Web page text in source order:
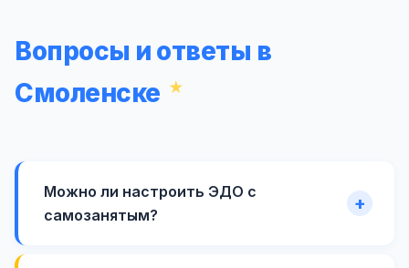
Вопросы и ответы в
Смоленске
Можно ли настроить ЭДО с
самозанятым?